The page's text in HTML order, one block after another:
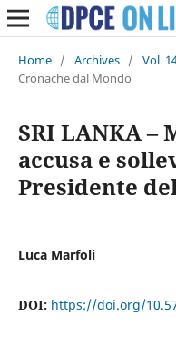
Home / Archives / Vol.
Cronache dal Mondo
SRI LANKA –
accusa e
Presidente
Luca Marfoli
DOI: https://doi.org/